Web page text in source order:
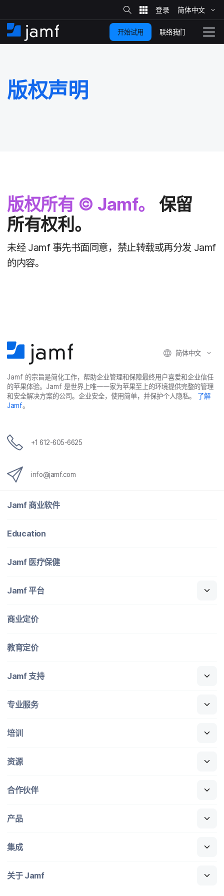
​
至
​
内
容
站
​内
​搜
索
简体​中文
首
​
拨
动
开始试用 联络我们
版权​声明
版权​所有 © Jamf。
保留​
所有​权利。
未​经Jamf 事先​书面​同意，​禁止​转载​或​再分​发 Jamf
的​内容。
简体​中文
Jamf 的​宗旨​是​简化​工作，​帮助​企业​管理​和​保障​最​终​用​户​喜爱​和​企业​信任​
的​苹果​体验。 Jamf是​世界​上​唯​一​一​家​为​苹果​至​上​的​环境​提供​完整​的​管理​
和​安全​解决​方案​的​公司。​企业​安全，​使用​简单，​并​保护​个​人​隐私。
了解
Jamf。
+1 612-605-6625
info@jamf.com
Jamf 商业​软件
Education
Jamf 医​疗​保健
Jamf平台
商业定​价
教育定​价
Jamf 支持
专业​服务
培训
资源
合作​伙伴
产品
集成
关于Jamf